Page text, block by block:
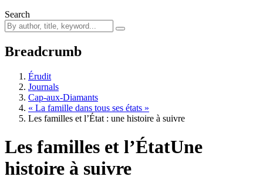
Search
Breadcrumb
Érudit
Journals
Cap-aux-Diamants
« La famille dans tous ses états »
Les familles et l’État : une histoire à suivre
Les familles et l’ÉtatUne
histoire à suivre